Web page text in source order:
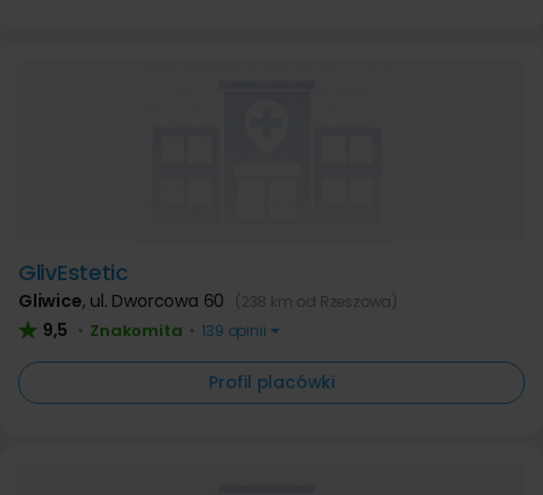
GlivEstetic
Gliwice, ul. Dworcowa 60 (238 km od Rzeszowa)
9,5 • Znakomita • 139 opinii
Profil placówki